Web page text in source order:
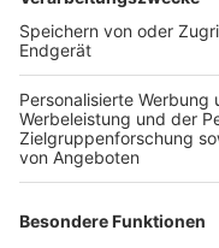
diesen Zentren
Zustellstützpunkte
Postboten die Briefe
vergangenen Woche
Post im Rhein-Erft-
des Warnstreiks am
voraussichtlich erst